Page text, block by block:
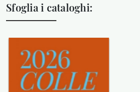
Sfoglia i cataloghi: